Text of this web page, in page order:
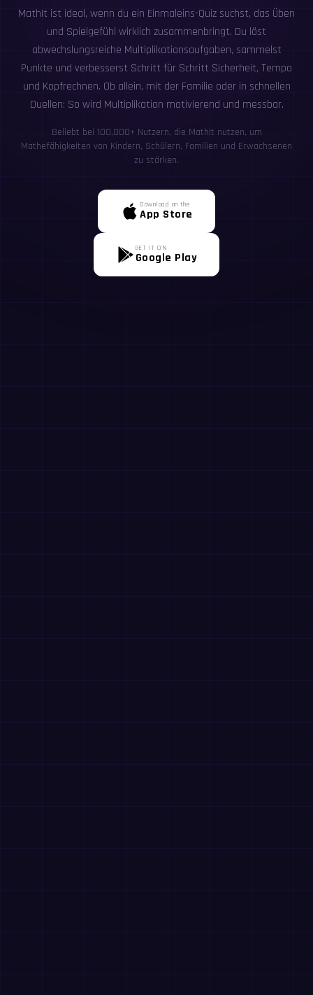
MathIt ist ideal, wenn du ein Einmaleins-Quiz suchst, das Üben
und Spielgefühl wirklich zusammenbringt. Du löst
abwechslungsreiche Multiplikationsaufgaben, sammelst
Punkte und verbesserst Schritt für Schritt Sicherheit, Tempo
und Kopfrechnen. Ob allein, mit der Familie oder in schnellen
Duellen: So wird Multiplikation motivierend und messbar.
Beliebt bei 100,000+ Nutzern, die MathIt nutzen, um
Mathefähigkeiten von Kindern, Schülern, Familien und Erwachsenen
zu stärken.
Download on the
App Store
GET IT ON
Google Play